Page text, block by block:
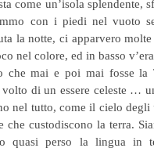
come un’isola splendente,
con i piedi nel vuoto
la notte, ci apparvero molte
nel colore, ed in basso
mai e poi mai fosse la
di un essere celeste …
tutto, come il cielo degli
custodiscono la terra.
quasi perso la lingua in